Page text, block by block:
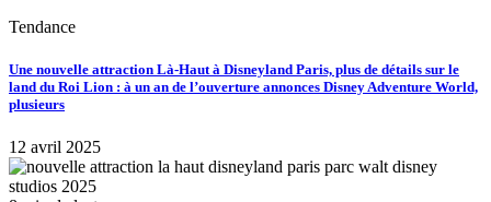
Tendance
Une nouvelle attraction Là-Haut à Disneyland Paris, plus de détails sur le
land du Roi Lion : à un an de l’ouverture annonces Disney Adventure World,
plusieurs
12 avril 2025